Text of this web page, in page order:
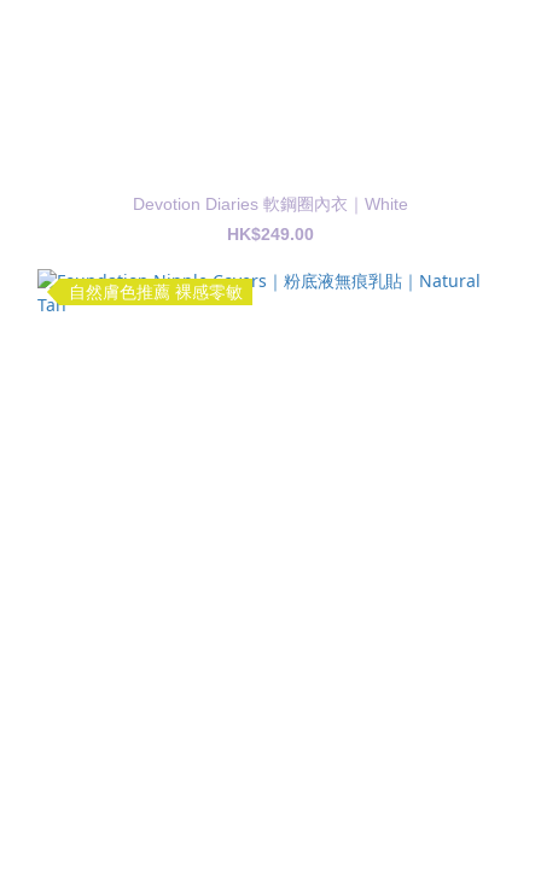
Devotion Diaries 軟鋼圈內衣｜White
HK$249.00
自然膚色推薦 裸感零敏